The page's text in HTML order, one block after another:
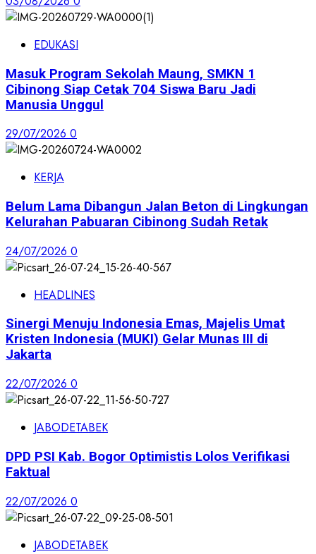
EDUKASI
Masuk Program Sekolah Maung, SMKN 1
Cibinong Siap Cetak 704 Siswa Baru Jadi
Manusia Unggul
29/07/2026 0
KERJA
Belum Lama Dibangun Jalan Beton di Lingkungan
Kelurahan Pabuaran Cibinong Sudah Retak
24/07/2026 0
HEADLINES
Sinergi Menuju Indonesia Emas, Majelis Umat
Kristen Indonesia (MUKI) Gelar Munas III di
Jakarta
22/07/2026 0
JABODETABEK
DPD PSI Kab. Bogor Optimistis Lolos Verifikasi
Faktual
22/07/2026 0
JABODETABEK